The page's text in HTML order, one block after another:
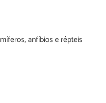
anfíbios e répteis